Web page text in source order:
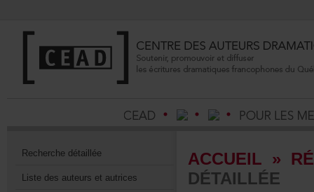
Recherchedétaillée
Listedesauteursetautrices
ACCUEIL »
DÉTAILLÉE